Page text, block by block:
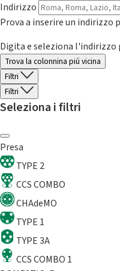
Indirizzo
Prova a inserire un indirizzo
Digita e seleziona
Trova la colonnina piú vicina
Filtri
Filtri
Seleziona i filtri
Presa
TYPE 2
CCS COMBO
CHAdeMO
TYPE 1
TYPE 3A
CCS COMBO 1